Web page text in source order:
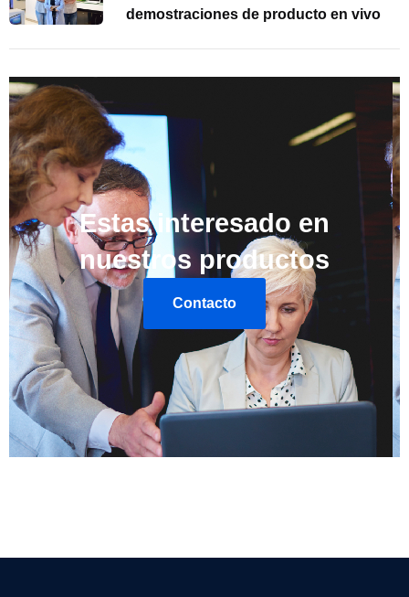
demostraciones de producto en vivo
Estas interesado en
nuestros productos
Contacto